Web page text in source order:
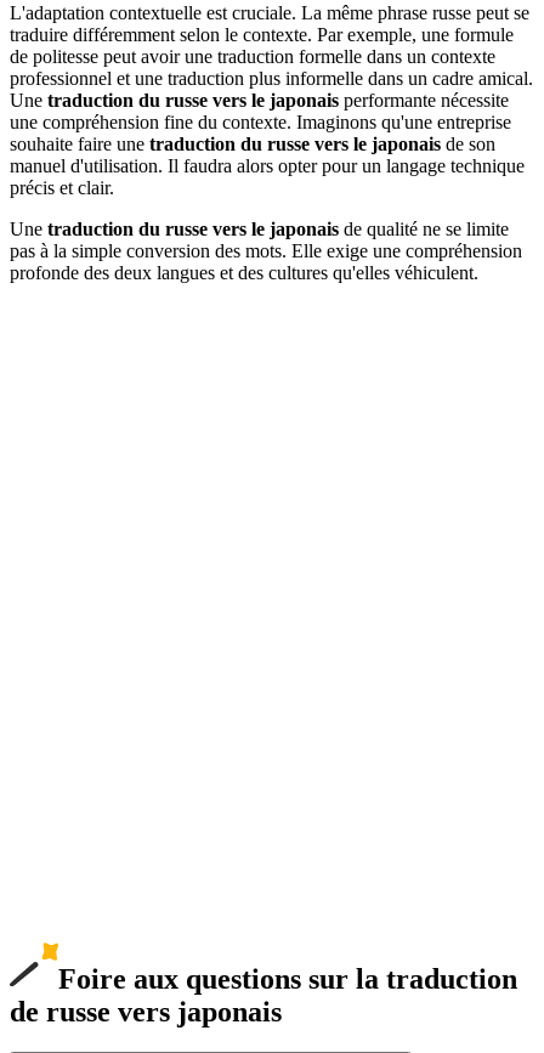
L'adaptation contextuelle est cruciale. La même phrase russe peut se
traduire différemment selon le contexte. Par exemple, une formule
de politesse peut avoir une traduction formelle dans un contexte
professionnel et une traduction plus informelle dans un cadre amical.
Une traduction du russe vers le japonais performante nécessite
une compréhension fine du contexte. Imaginons qu'une entreprise
souhaite faire une traduction du russe vers le japonais de son
manuel d'utilisation. Il faudra alors opter pour un langage technique
précis et clair.
Une traduction du russe vers le japonais de qualité ne se limite
pas à la simple conversion des mots. Elle exige une compréhension
profonde des deux langues et des cultures qu'elles véhiculent.
Foire aux questions sur la traduction
de russe vers japonais